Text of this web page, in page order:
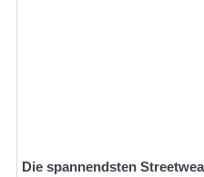
Die spannendsten